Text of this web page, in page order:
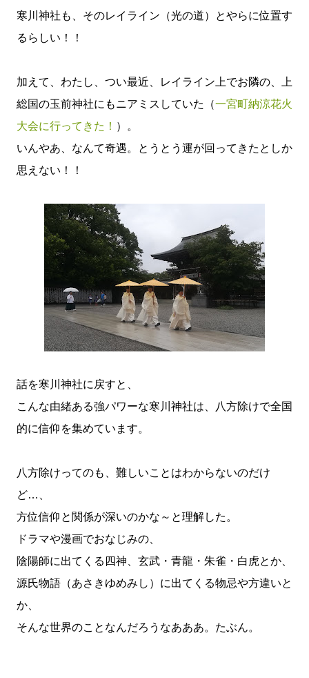
寒川神社も、そのレイライン（光の道）とやらに位置す
るらしい！！
加えて、わたし、つい最近、レイライン上でお隣の、上
総国の玉前神社にもニアミスしていた（一宮町納涼花火
大会に行ってきた！ ）。
いんやあ、なんて奇遇。とうとう運が回ってきたとしか
思えない！！
話を寒川神社に戻すと、
こんな由緒ある強パワーな寒川神社は、八方除けで全国
的に信仰を集めています。
八方除けってのも、難しいことはわからないのだけ
ど…、
方位信仰と関係が深いのかな～と理解した。
ドラマや漫画でおなじみの、
陰陽師に出てくる四神、玄武・青龍・朱雀・白虎とか、
源氏物語（あさきゆめみし）に出てくる物忌や方違いと
か、
そんな世界のことなんだろうなあああ。たぶん。